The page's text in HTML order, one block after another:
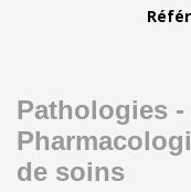
Pathologies
de soins